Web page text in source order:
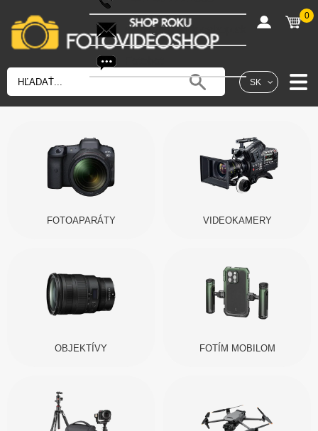
SK
shop@fotovideoshop.sk
0
FOTOAPARÁTY VIDEOKAMERY
OBJEKTÍVY FOTÍM MOBILOM